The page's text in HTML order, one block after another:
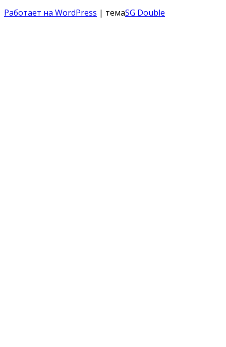
Работает на WordPress | темаSG Double